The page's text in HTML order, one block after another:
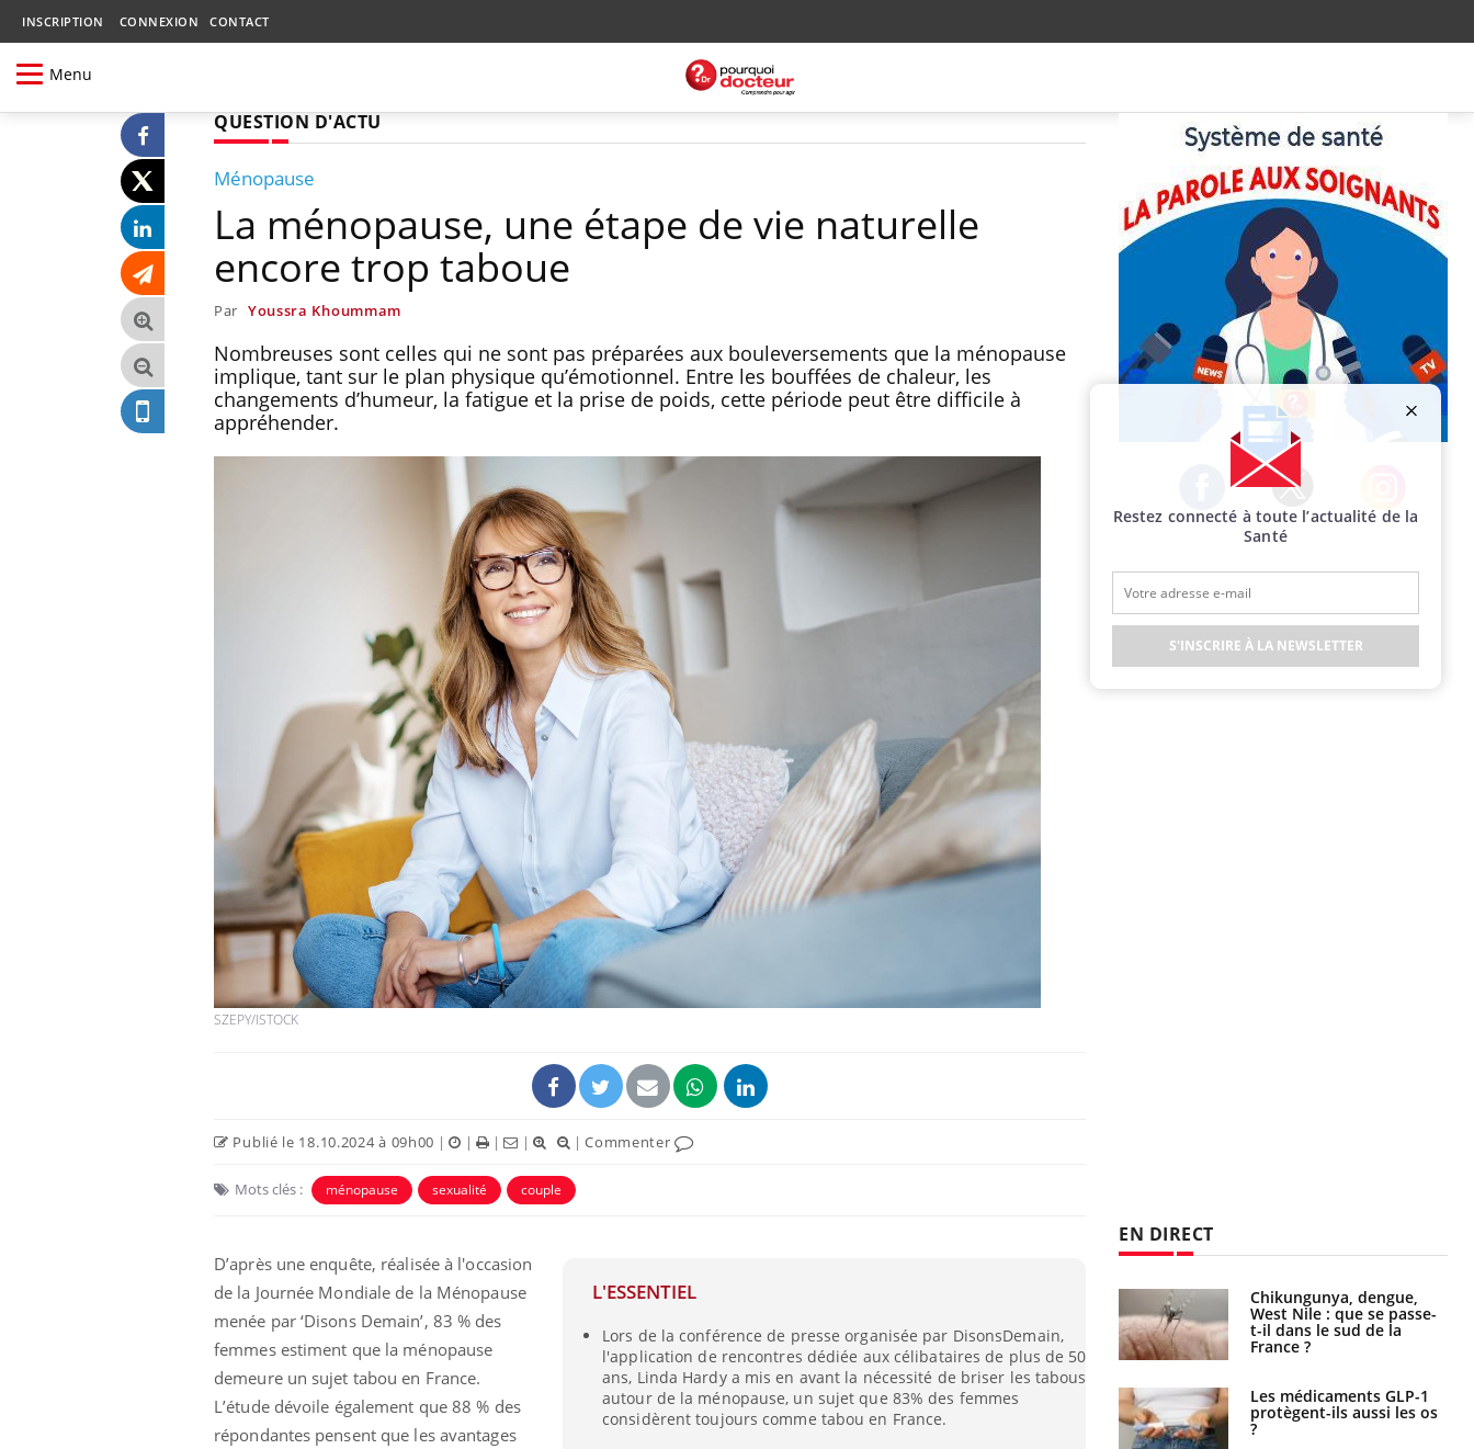
INSCRIPTION CONNEXION CONTACT
Menu
QUESTION D'ACTU
Ménopause
La ménopause, une étape de vie naturelle
encore trop taboue
Par Youssra Khoummam
Nombreuses sont celles qui ne sont pas préparées aux bouleversements que la ménopause
implique, tant sur le plan physique qu’émotionnel. Entre les bouffées de chaleur, les
changements d’humeur, la fatigue et la prise de poids, cette période peut être difficile à
appréhender.
SZEPY/ISTOCK
Publié le 18.10.2024 à 09h00 | | | | |Commenter
Mots clés : ménopause sexualité couple
L'ESSENTIEL
Lors de la conférence de presse organisée par DisonsDemain,
l'application de rencontres dédiée aux célibataires de plus de 50
ans, Linda Hardy a mis en avant la nécessité de briser les tabous
autour de la ménopause, un sujet que 83% des femmes
considèrent toujours comme tabou en France.
D’après une enquête, réalisée à l'occasion
de la Journée Mondiale de la Ménopause
menée par ‘Disons Demain’, 83 % des
femmes estiment que la ménopause
demeure un sujet tabou en France.
L’étude dévoile également que 88 % des
répondantes pensent que les avantages
Facebook Twitter Instagram
EN DIRECT
Bébés, jeunes enfants :
quelle trousse à
pharmacie pour les
vacances ?
Syndrome métabolique :
quels sont les meilleurs
exercices physiques ?
Hantavirus : un cas
en France
Mortalité infantile : un
rapport s’interroge sur
son taux élevé en France
Toujours connectés :
comment le travail
empiète de plus en plus
Chikungunya, dengue,
West Nile : que se passe-
t-il dans le sud de la
France ?
Les médicaments GLP-1
protègent-ils aussi les os
?
Restez connecté à toute l’actualité de la
Santé
S'INSCRIRE À LA NEWSLETTER